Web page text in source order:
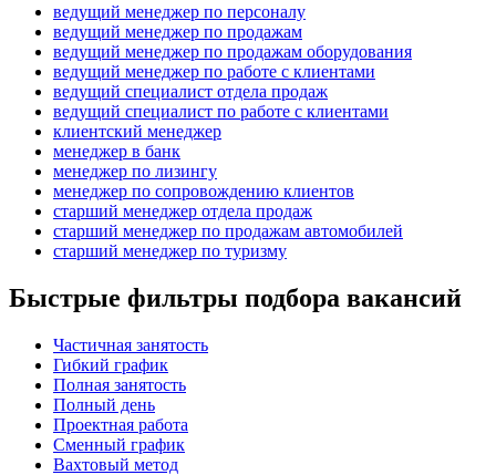
ведущий менеджер по персоналу
ведущий менеджер по продажам
ведущий менеджер по продажам оборудования
ведущий менеджер по работе с клиентами
ведущий специалист отдела продаж
ведущий специалист по работе с клиентами
клиентский менеджер
менеджер в банк
менеджер по лизингу
менеджер по сопровождению клиентов
старший менеджер отдела продаж
старший менеджер по продажам автомобилей
старший менеджер по туризму
Быстрые фильтры подбора вакансий
Частичная занятость
Гибкий график
Полная занятость
Полный день
Проектная работа
Сменный график
Вахтовый метод